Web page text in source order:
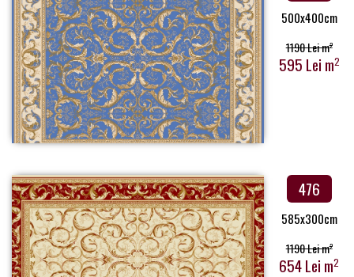
500x400cm
1190 Lei m2
595 Lei m2
476
585x300cm
1190 Lei m2
654 Lei m2